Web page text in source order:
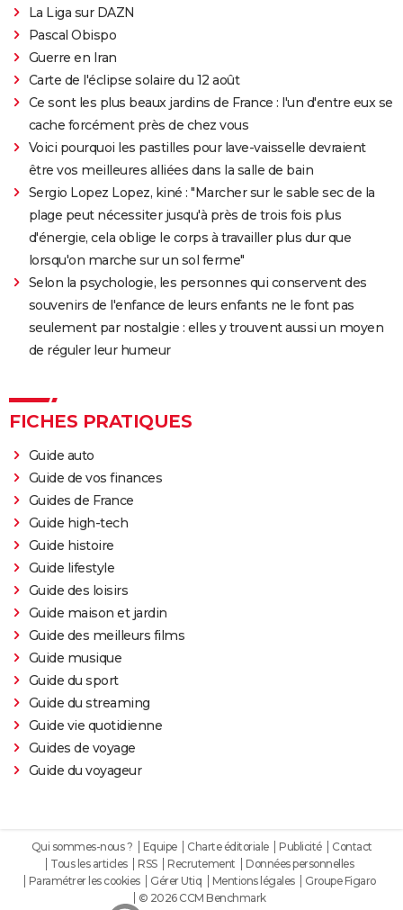
La Liga sur DAZN
Pascal Obispo
Guerre en Iran
Carte de l'éclipse solaire du 12 août
Ce sont les plus beaux jardins de France : l'un d'entre eux se
cache forcément près de chez vous
Voici pourquoi les pastilles pour lave-vaisselle devraient
être vos meilleures alliées dans la salle de bain
Sergio Lopez Lopez, kiné : "Marcher sur le sable sec de la
plage peut nécessiter jusqu'à près de trois fois plus
d'énergie, cela oblige le corps à travailler plus dur que
lorsqu'on marche sur un sol ferme"
Selon la psychologie, les personnes qui conservent des
souvenirs de l'enfance de leurs enfants ne le font pas
seulement par nostalgie : elles y trouvent aussi un moyen
de réguler leur humeur
FICHES PRATIQUES
Guide auto
Guide de vos finances
Guides de France
Guide high-tech
Guide histoire
Guide lifestyle
Guide des loisirs
Guide maison et jardin
Guide des meilleurs films
Guide musique
Guide du sport
Guide du streaming
Guide vie quotidienne
Guides de voyage
Guide du voyageur
Qui sommes-nous ? Equipe Charte éditoriale Publicité
Contact
Tous les articles
RSS Recrutement
Données personnelles
Paramétrer les cookies
Gérer Utiq Mentions légales
Groupe Figaro
© 2026 CCM Benchmark